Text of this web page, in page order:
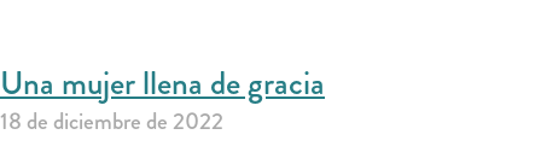
Una mujer llena de gracia
18 de diciembre de 2022